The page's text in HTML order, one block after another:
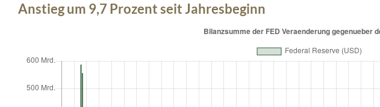
Anstieg um 9,7 Prozent seit Jahresbeginn